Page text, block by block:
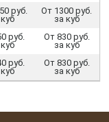
руб.
От 1300 руб.
за куб
руб.
От 830 руб.
за куб
руб.
От 830 руб.
за куб